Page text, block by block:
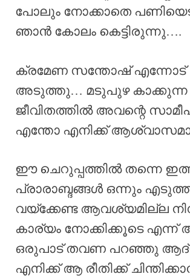
പോലും നോക്കാതെ
ഞാൻ കോലം കെട്ടിരുന്നു….
ക്രമേണ സന്തോഷ് എന്നോട്
അടുത്തു… മടുപുഴ കാക്കുന്ന
ജീവിതത്തിൽ അവന്റെ
എന്തോ എനിക്ക്
ഈ ചെറുപ്പത്തിൽ തന്നെ
പ്രാരാബ്ദങ്ങൾ ഒന്നും
വയ്ക്കേണ്ട ആവശ്യമില്ല
കാര്യം നോക്കിക്കൂടെ
ഒരുപാട് തവണ പറഞ്ഞു
എനിക്ക് ആ രീതിക്ക്